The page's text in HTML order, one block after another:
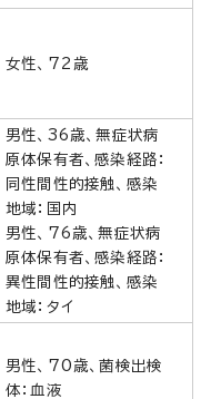
女性、72歳
男性、36歳、無症状病
原体保有者、感染経路：
同性間性的接触、感染
地域：国内
男性、76歳、無症状病
原体保有者、感染経路：
異性間性的接触、感染
地域：タイ
男性、70歳、菌検出検
体：血液